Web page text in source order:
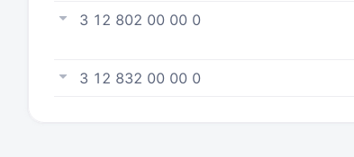
3 12 802 00 00 0
3 12 832 00 00 0